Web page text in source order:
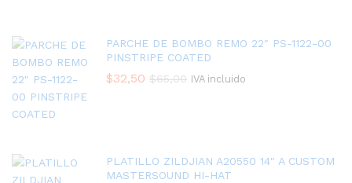
PARCHE DE BOMBO REMO 22″ PS-1122-00
PINSTRIPE COATED
$32,50 $65,00 IVA incluido
PLATILLO ZILDJIAN A20550 14″ A CUSTOM
MASTERSOUND HI-HAT